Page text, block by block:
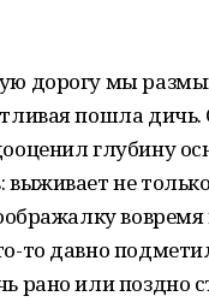
дорогу мы
пошла
глубину
выживает не
то давно
рано или поздно